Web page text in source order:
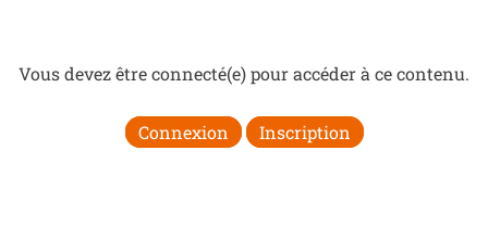
Vous devez être connecté(e) pour accéder à ce contenu.
Connexion Inscription